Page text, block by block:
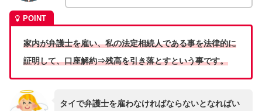
家内が弁護士を雇い、私の法定相続人である事を法律的に
証明して、口座解約⇒残高を引き落とすという事です。
タイで弁護士を雇わなければならないとなればい